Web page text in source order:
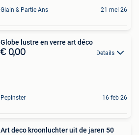
Glain & Partie Ans 21 mei 26
Globe lustre en verre art déco
€ 0,00 Details
Pepinster 16 feb 26
Art deco kroonluchter uit de jaren 50